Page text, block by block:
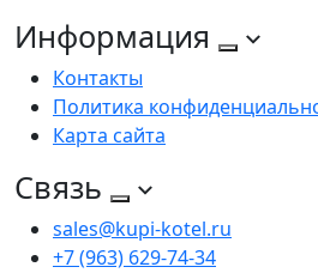
Информация
Контакты
Политика
Карта сайта
Связь
sales@kupi-kotel.ru
+7 (963) 629-74-34